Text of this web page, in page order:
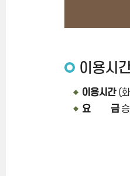
이용시
이용시간(화
요 금승